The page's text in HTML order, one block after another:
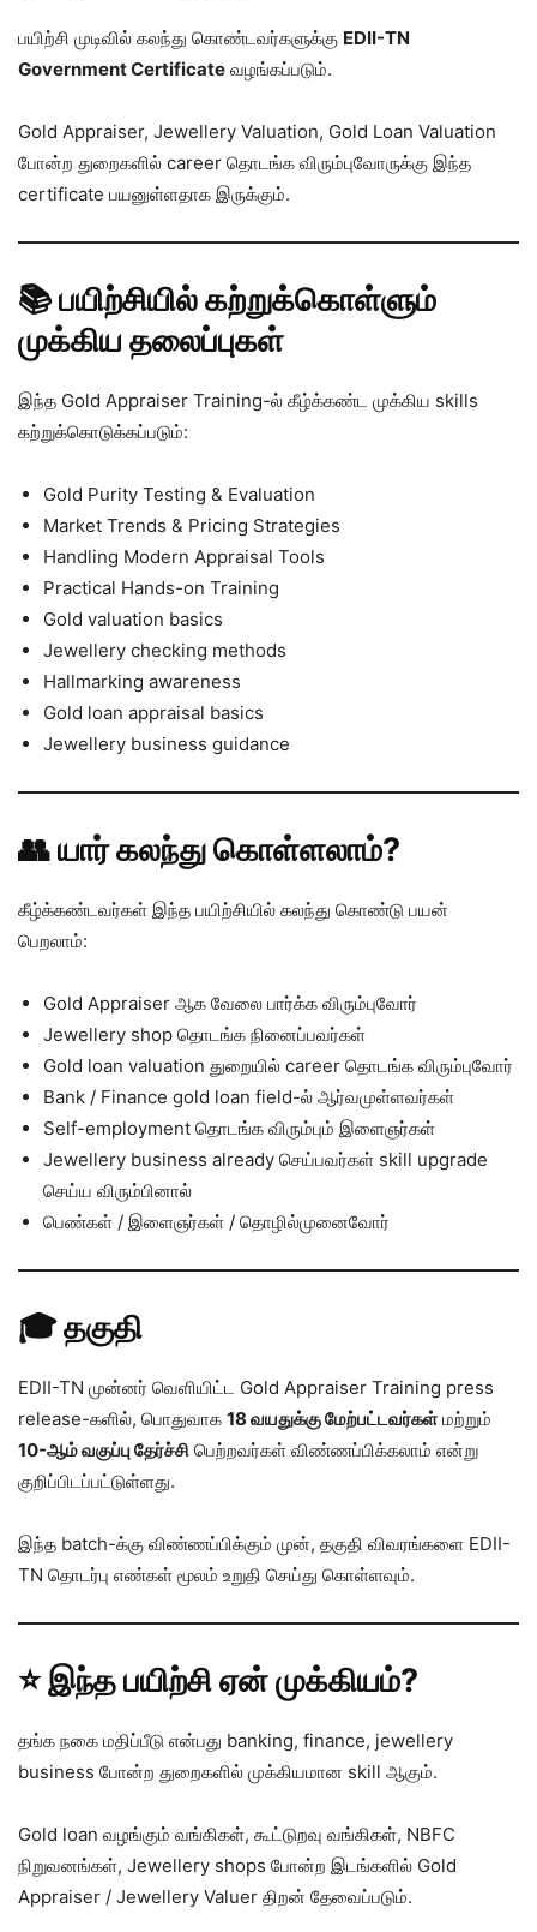
பயிற்சி முடிவில் கலந்து கொண்டவர்களுக்கு EDII-TN
Government Certificate வழங்கப்படும்.
Gold Appraiser, Jewellery Valuation, Gold Loan Valuation
போன்ற துறைகளில் career தொடங்க விரும்புவோருக்கு இந்த
certificate பயனுள்ளதாக இருக்கும்.
📚 பயிற்சியில் கற்றுக்கொள்ளும்
முக்கிய தலைப்புகள்
இந்த Gold Appraiser Training-ல் கீழ்க்கண்ட முக்கிய skills
கற்றுக்கொடுக்கப்படும்:
Gold Purity Testing & Evaluation
Market Trends & Pricing Strategies
Handling Modern Appraisal Tools
Practical Hands-on Training
Gold valuation basics
Jewellery checking methods
Hallmarking awareness
Gold loan appraisal basics
Jewellery business guidance
👥 யார் கலந்து கொள்ளலாம்?
கீழ்க்கண்டவர்கள் இந்த பயிற்சியில் கலந்து கொண்டு பயன்
பெறலாம்:
Gold Appraiser ஆக வேலை பார்க்க விரும்புவோர்
Jewellery shop தொடங்க நினைப்பவர்கள்
Gold loan valuation துறையில் career தொடங்க விரும்புவோர்
Bank / Finance gold loan field-ல் ஆர்வமுள்ளவர்கள்
Self-employment தொடங்க விரும்பும் இளைஞர்கள்
Jewellery business already செய்பவர்கள் skill upgrade
செய்ய விரும்பினால்
பெண்கள் / இளைஞர்கள் / தொழில்முனைவோர்
🎓 தகுதி
EDII-TN முன்னர் வெளியிட்ட Gold Appraiser Training press
release-களில், பொதுவாக 18 வயதுக்கு மேற்பட்டவர்கள்மற்றும்
10-ஆம் வகுப்பு தேர்ச்சி பெற்றவர்கள் விண்ணப்பிக்கலாம் என்று
குறிப்பிடப்பட்டுள்ளது.
இந்த batch-க்கு விண்ணப்பிக்கும் முன், தகுதி விவரங்களை EDII-
TN தொடர்பு எண்கள் மூலம் உறுதி செய்து கொள்ளவும்.
⭐ இந்த பயிற்சி ஏன் முக்கியம்?
தங்க நகை மதிப்பீடு என்பது banking, finance, jewellery
business போன்ற துறைகளில் முக்கியமான skill ஆகும்.
Gold loan வழங்கும் வங்கிகள், கூட்டுறவு வங்கிகள், NBFC
நிறுவனங்கள், Jewellery shops போன்ற இடங்களில் Gold
Appraiser / Jewellery Valuer திறன் தேவைப்படும்.